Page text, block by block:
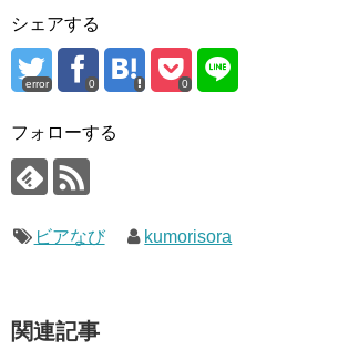
シェアする
error 0 0
フォローする
ビアなび kumorisora
関連記事